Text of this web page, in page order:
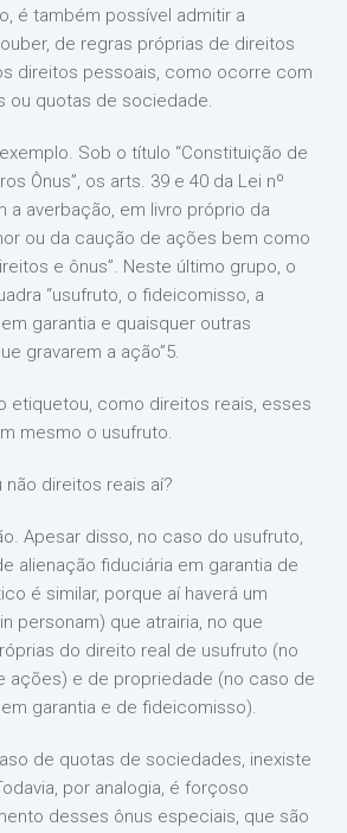
é também possível admitir a
de regras próprias de direitos
direitos pessoais, como ocorre com
ou quotas de sociedade.
Sob o título “Constituição de
Ônus”, os arts. 39 e 40 da Lei nº
a averbação, em livro próprio da
ou da caução de ações bem como
e ônus”. Neste último grupo, o
“usufruto, o fideicomisso, a
garantia e quaisquer outras
gravarem a ação”5.
etiquetou, como direitos reais, esses
mesmo o usufruto.
não direitos reais aí?
Apesar disso, no caso do usufruto,
alienação fiduciária em garantia de
é similar, porque aí haverá um
personam) que atrairia, no que
do direito real de usufruto (no
ações) e de propriedade (no caso de
garantia e de fideicomisso).
de quotas de sociedades, inexiste
por analogia, é forçoso
desses ônus especiais, que são